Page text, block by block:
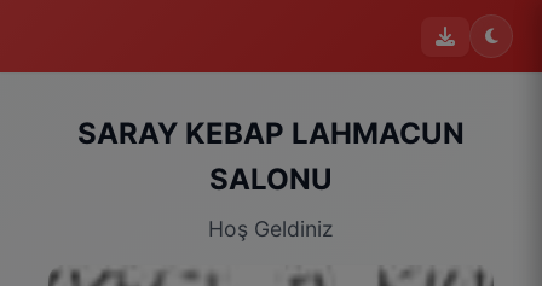
SARAY KEBAP LAHMACUN
SALONU
Hoş Geldiniz